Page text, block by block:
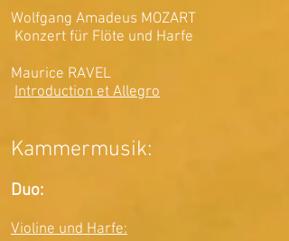
Wolfgang Amadeus MOZART
Konzert für Flöte und Harfe
Maurice RAVEL
Introduction et Allegro
Kammermusik:
Duo:
Violine und Harfe: